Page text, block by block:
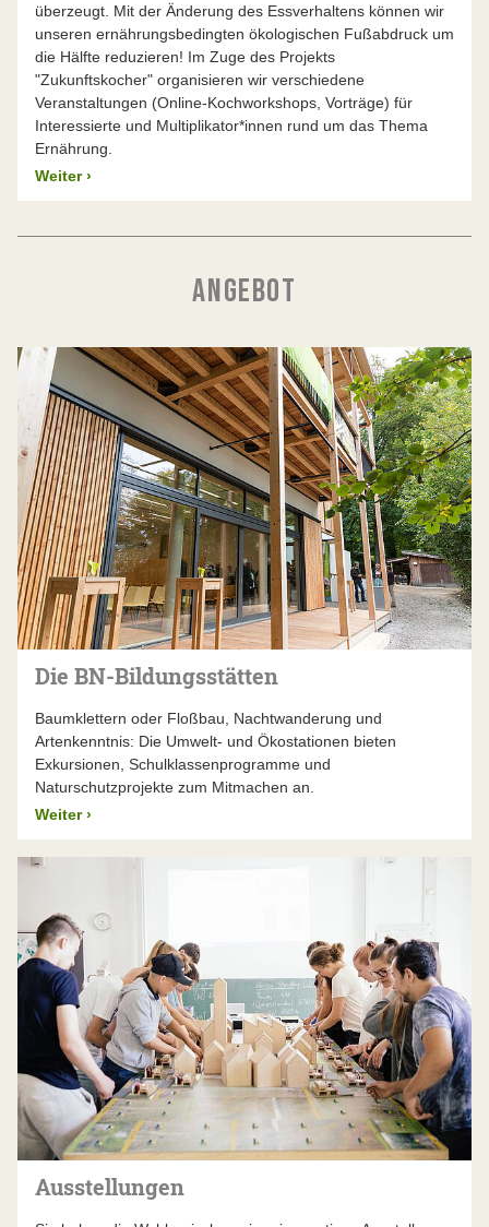
überzeugt. Mit der Änderung des Essverhaltens können wir
unseren ernährungsbedingten ökologischen Fußabdruck um
die Hälfte reduzieren! Im Zuge des Projekts
"Zukunftskocher" organisieren wir verschiedene
Veranstaltungen (Online-Kochworkshops, Vorträge) für
Interessierte und Multiplikator*innen rund um das Thema
Ernährung.
Weiter ›
ANGEBOT
Die BN-Bildungsstätten
Baumklettern oder Floßbau, Nachtwanderung und
Artenkenntnis: Die Umwelt- und Ökostationen bieten
Exkursionen, Schulklassenprogramme und
Naturschutzprojekte zum Mitmachen an.
Weiter ›
Ausstellungen